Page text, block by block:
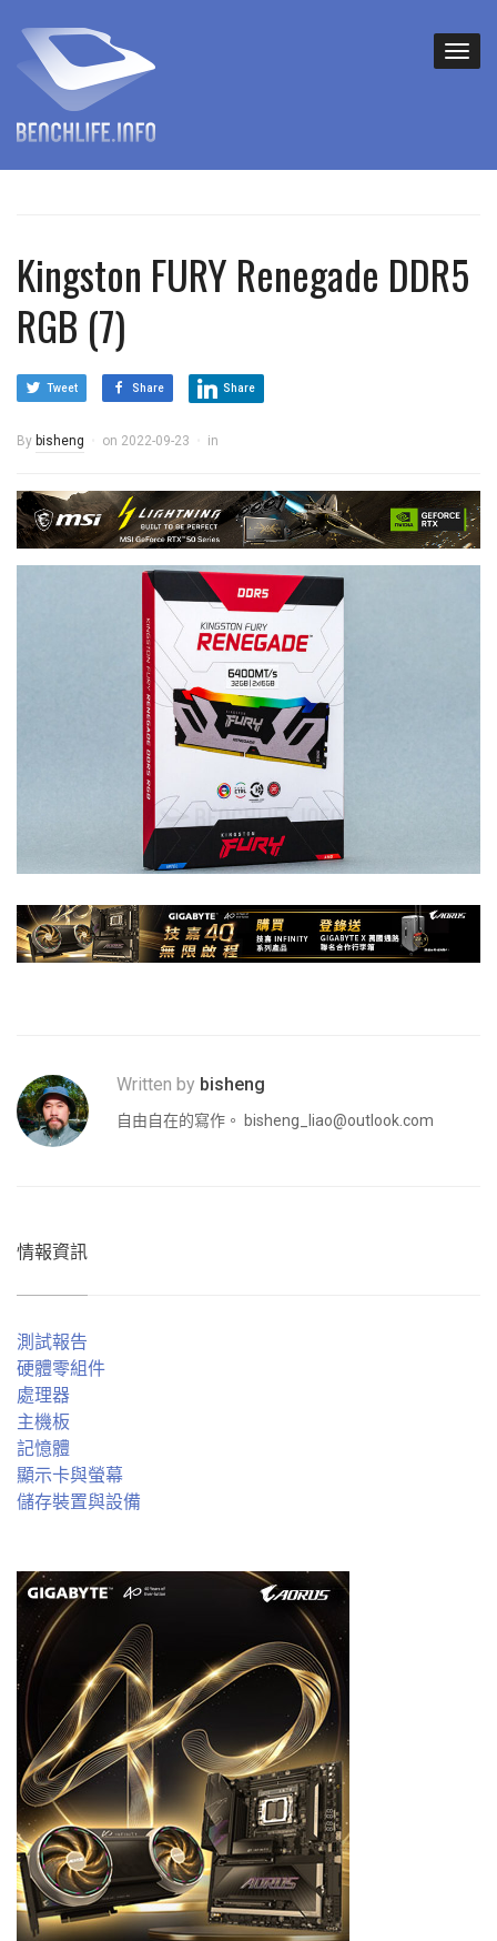
Kingston FURY Renegade DDR5
RGB (7)
Tweet Share Share
By bisheng on 2022-09-23 in
Written by bisheng
自由自在的寫作。 bisheng_liao@outlook.com
情報資訊
測試報告
硬體零組件
處理器
主機板
記憶體
顯示卡與螢幕
儲存裝置與設備